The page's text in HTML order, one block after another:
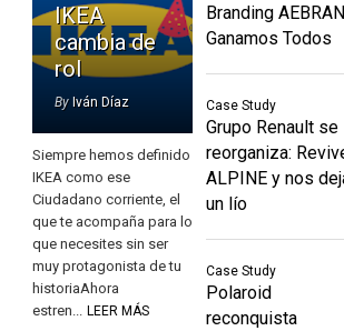
IKEA
cambia de
rol
By Iván Díaz
Siempre hemos definido
IKEA como ese
Ciudadano corriente, el
que te acompaña para lo
que necesites sin ser
muy protagonista de tu
historiaAhora
estren...
LEER MÁS
Branding
Ganamos Todos
Case Study
Grupo Renault se
reorganiza:
ALPINE y nos
un lío
Case Study
Polaroid
reconquista